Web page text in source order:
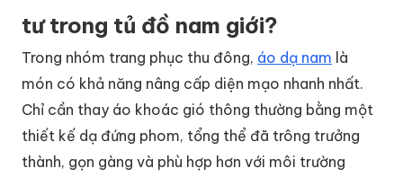
tư trong tủ đồ nam giới?
Trong nhóm trang phục thu đông, áo dạ nam là
món có khả năng nâng cấp diện mạo nhanh nhất.
Chỉ cần thay áo khoác gió thông thường bằng một
thiết kế dạ đứng phom, tổng thể đã trông trưởng
thành, gọn gàng và phù hợp hơn với môi trường